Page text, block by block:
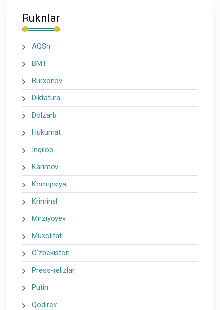
Ruknlar
AQSh
BMT
Burxonov
Diktatura
Dolzarb
Hukumat
Inqilob
Karimov
Korrupsiya
Kriminal
Mirziyoyev
Muxolifat
O'zbekiston
Press-relizlar
Putin
Qodirov